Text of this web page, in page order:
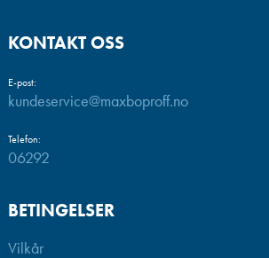
KONTAKT OSS
E-post:
kundeservice@maxboproff.no
Telefon:
06292
BETINGELSER
Vilkår